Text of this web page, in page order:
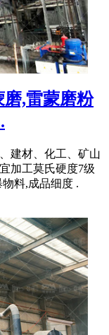
,雷蒙磨粉
建材、化工、矿山
加工莫氏硬度7级
料,成品细度 .